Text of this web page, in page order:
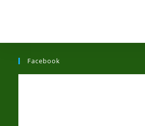
Facebook